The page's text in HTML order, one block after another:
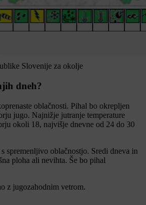
Slovenije za okolje
dneh?
oblačnosti. Pihal bo okrepljen
jugo. Najnižje jutranje temperature
okoli 18, najvišje dnevne od 24 do 30
spremenljivo oblačnostjo. Sredi dneva in
ploha ali nevihta. Še bo pihal
z jugozahodnim vetrom.